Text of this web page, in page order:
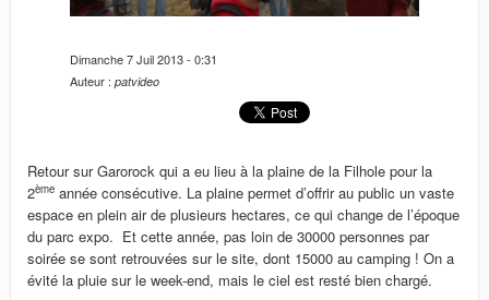
Dimanche 7 Juil 2013 - 0:31
Auteur : patvideo
Retour sur Garorock qui a eu lieu à la plaine de la Filhole pour la
2ème année consécutive. La plaine permet d’offrir au public un vaste
espace en plein air de plusieurs hectares, ce qui change de l’époque
du parc expo. Et cette année, pas loin de 30000 personnes par
soirée se sont retrouvées sur le site, dont 15000 au camping ! On a
évité la pluie sur le week-end, mais le ciel est resté bien chargé.